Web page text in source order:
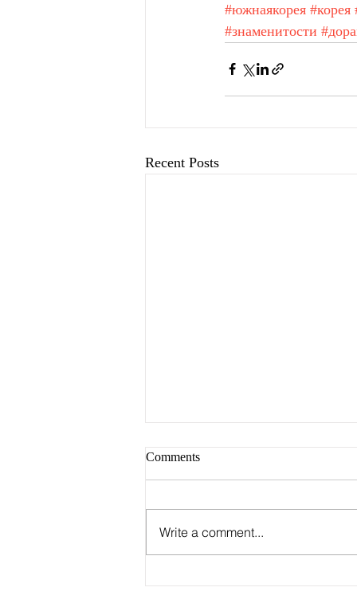
#южнаякорея #корея
#знаменитости
Recent Posts
Comments
Write a comment...